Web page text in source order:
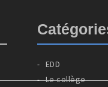
EDD
Le collège